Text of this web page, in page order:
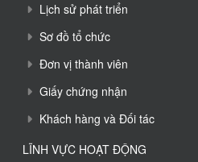
Lịch sử phát triển
Sơ đồ tổ chức
Đơn vị thành viên
Giấy chứng nhận
Khách hàng và Đối tác
LĨNH VỰC HOẠT ĐỘNG